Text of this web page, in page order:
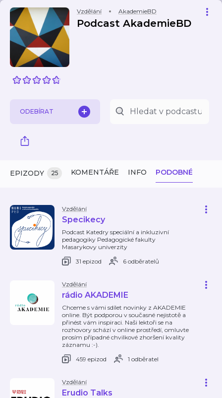
Vzdělání AkademieBD
Podcast AkademieBD
ODEBÍRAT
EPIZODY 25 KOMENTÁŘE INFO PODOBNÉ
Vzdělání
Specikecy
Podcast Katedry speciální a inkluzivní
pedagogiky Pedagogické fakulty
Masarykovy univerzity
31 epizod
6 odběratelů
Vzdělání
rádio AKADEMIE
Chceme s vámi sdílet novinky z AKADEMIE
online. Být podporou v současné nejistotě a
přinést vám inspiraci. Naši lektoři se na
rozhovory schází v online prostředí, omluvte
prosím případné chvilkové zhoršení kvality
záznamu :-).
459 epizod
1 odběratel
Vzdělání
Erudio Talks